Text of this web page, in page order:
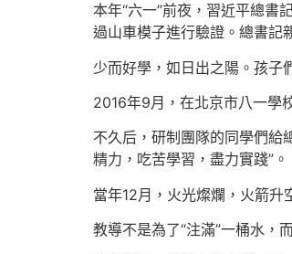
本年“六一”前夜，習近平總書
過山車模子進行驗證。總書記
少而好學，如日出之陽。孩子
2016年9月，在北京市八一學
不久后，研制團隊的同學們給
精力，吃苦學習，盡力實踐”。
當年12月，火光燦爛，火箭升
教導不是為了“注滿”一桶水，